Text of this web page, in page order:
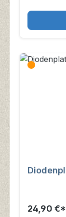
24,90 €*